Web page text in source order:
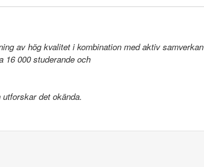
av hög kvalitet i kombination med aktiv samverkan
16 000 studerande och
det okända.